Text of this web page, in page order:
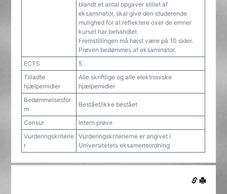
blandt et antal opgaver stillet af
eksaminator, skal give den studerende
mulighed for at reflektere over de emner
kurset har behandlet.
Fremstillingen må højst være på 10 sider.
Prøven bedømmes af eksaminator.
ECTS
5
Tilladte
hjælpemidler
Alle skriftlige og alle elektroniske
hjælpemidler
Bedømmelsesfor
m
Bestået/ikke bestået
Censur
Intern prøve
Vurderingskriterie
r
Vurderingskriterierne er angivet i
Universitetets eksamensordning